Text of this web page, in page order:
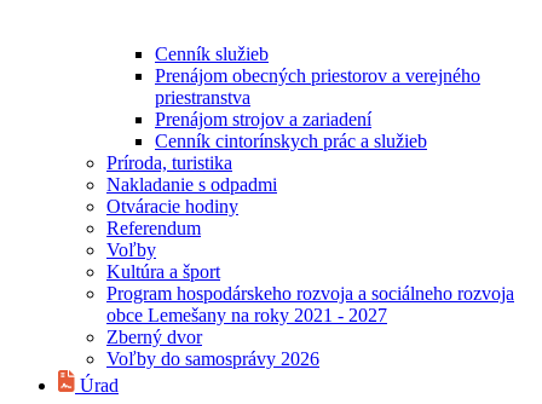
Cenník služieb
Prenájom obecných priestorov a verejného
priestranstva
Prenájom strojov a zariadení
Cenník cintorínskych prác a služieb
Príroda, turistika
Nakladanie s odpadmi
Otváracie hodiny
Referendum
Voľby
Kultúra a šport
Program hospodárskeho rozvoja a sociálneho rozvoja
obce Lemešany na roky 2021 - 2027
Zberný dvor
Voľby do samosprávy 2026
Úrad